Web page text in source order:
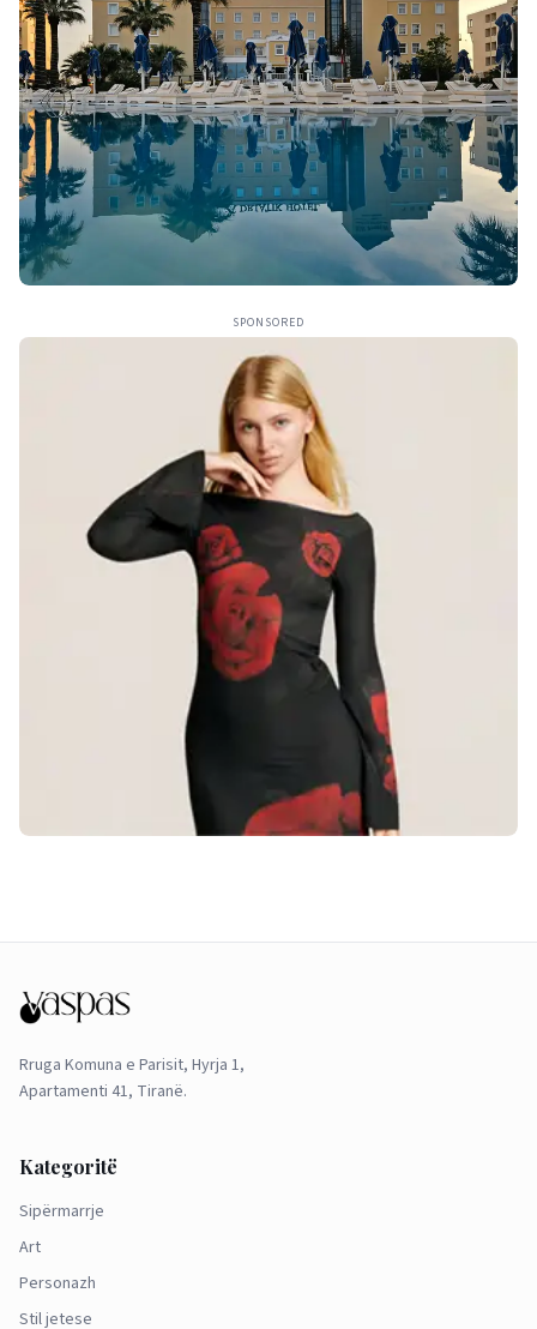
SPONSORED
Rruga Komuna e Parisit, Hyrja 1,
Apartamenti 41, Tiranë.
Kategoritë
Sipërmarrje
Art
Personazh
Stil jetese